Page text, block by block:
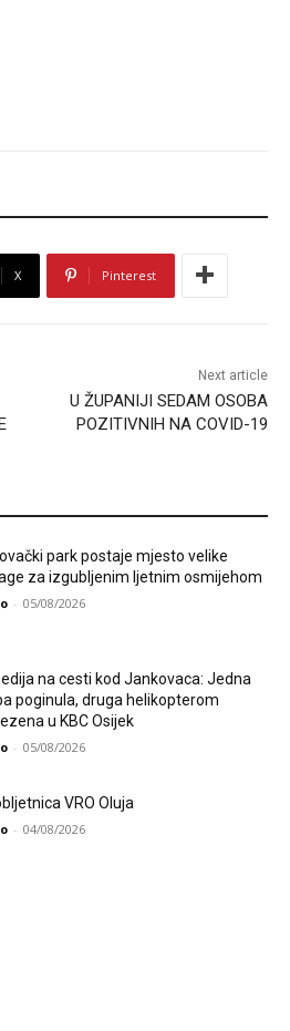
X Pinterest
Next article
U ŽUPANIJI SEDAM OSOBA
POZITIVNIH NA COVID-19
park postaje mjesto velike
za izgubljenim ljetnim osmijehom
- 05/08/2026
na cesti kod Jankovaca: Jedna
poginula, druga helikopterom
u KBC Osijek
- 05/08/2026
VRO Oluja
- 04/08/2026